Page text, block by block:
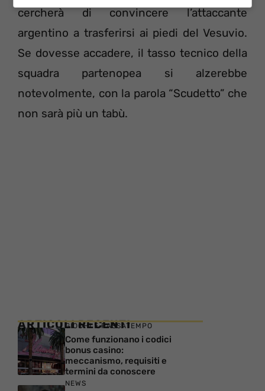
cercherà di convincere l’attaccante
argentino a trasferirsi ai piedi del Vesuvio.
Se dovesse accadere, il tasso tecnico della
squadra partenopea si alzerebbe
notevolmente, con la parola “Scudetto” che
non sarà più un tabù.
ARTICOLI RECENTI
GIOCHI E PASSATEMPO
Come funzionano i codici
bonus casino:
meccanismo, requisiti e
termini da conoscere
NEWS